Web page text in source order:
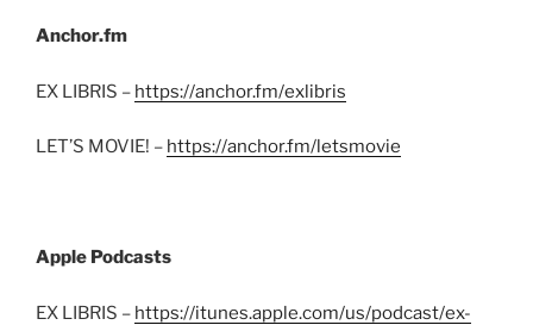
Anchor.fm
EX LIBRIS – https://anchor.fm/exlibris
LET’S MOVIE! – https://anchor.fm/letsmovie
Apple Podcasts
EX LIBRIS – https://itunes.apple.com/us/podcast/ex-